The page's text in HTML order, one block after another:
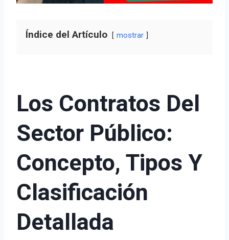
Índice del Artículo mostrar
Los Contratos Del
Sector Público:
Concepto, Tipos Y
Clasificación
Detallada